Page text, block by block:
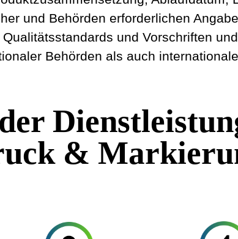
vollständig allen gesetzlichen
Dies umfasst die
und Behörden erforderlichen
Behörden als auch